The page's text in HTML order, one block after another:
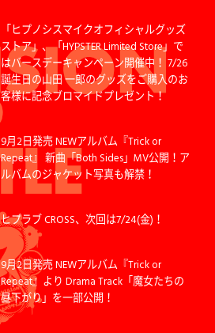
「ヒプノシスマイクオフィシャルグッズ
ストア」、「HYPSTER Limited Store」で
はバースデーキャンペーン開催中！ 7/26
誕生日の山田 一郎のグッズをご購入のお
客様に記念ブロマイドプレゼント！
9月2日発売 NEWアルバム『Trick or
Repeat』 新曲「Both Sides」MV公開！ア
ルバムのジャケット写真も解禁！
ヒプラブ CROSS、次回は7/24(金)！
9月2日発売 NEWアルバム『Trick or
Repeat』より Drama Track「魔女たちの
昼下がり」を一部公開！